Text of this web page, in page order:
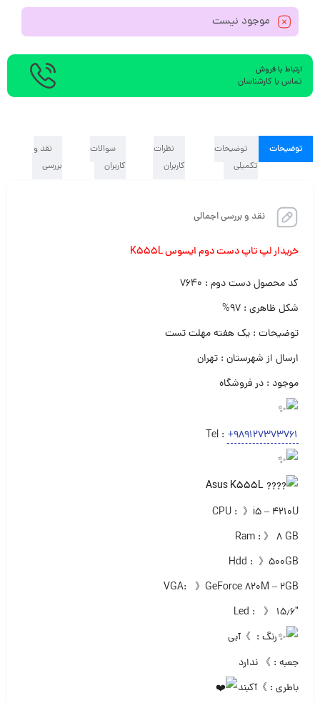
موجود نیست
ارتباط با فروش
تماس با کارشناسان
توضیحات
توضیحات
تکمیلی
نظرات
کاربران
سوالات
کاربران
نقد و
بررسی
نقد و بررسی اجمالی
خریدار لپ تاپ دست دوم ایسوس K555L
کد محصول دست دوم : ۷۶۴۰
شکل ظاهری : ۹۷%
توضیحات : یک هفته مهلت تست
ارسال از شهرستان : تهران
موجود : در فروشگاه
Tel : +989127373761
Asus K555L
CPU : 》i5 – 4210U
Ram : 》 ۸ GB
Hdd : 》۵۰۰GB
VGA: 》GeForce 820M – 2GB
Led : 》 ۱۵٫۶″
رنگ : 》آبی
جعبه : 》 ندارد‌
باطری : 》آکبند